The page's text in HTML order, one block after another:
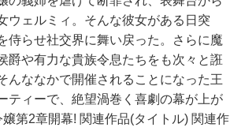
ウェルミィ。そんな彼女がある日突
侍らせ社交界に舞い戻った。さらに魔
爵や有力な貴族令息たちをも次々と誑
んななかで開催されることになった王
ティーで、絶望渦巻く喜劇の幕が上が
第2章開幕! 関連作品(タイトル) 関連作